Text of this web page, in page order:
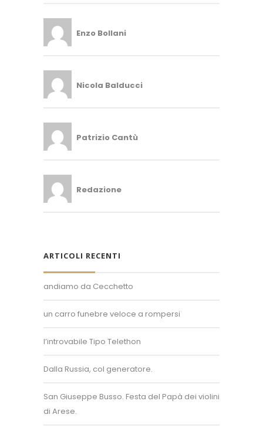
Enzo Bollani
Nicola Balducci
Patrizio Cantù
Redazione
ARTICOLI RECENTI
andiamo da Cecchetto
un carro funebre veloce a rompersi
l’introvabile Tipo Telethon
Dalla Russia, col generatore.
San Giuseppe Busso. Festa del Papà dei violini
di Arese.
Superposter® è un marchio registrato.
info@superposter.tv